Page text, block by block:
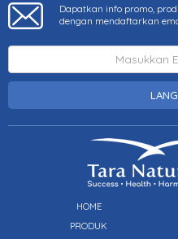
Dapatkan info promo,
dengan mendaftarkan
HOME
PRODUK